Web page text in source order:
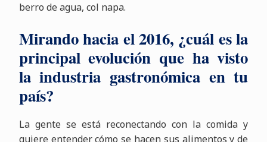
berro de agua, col napa.
Mirando hacia el 2016, ¿cuál es la
principal evolución que ha visto
la industria gastronómica en tu
país?
La gente se está reconectando con la comida y
quiere entender cómo se hacen sus alimentos y de